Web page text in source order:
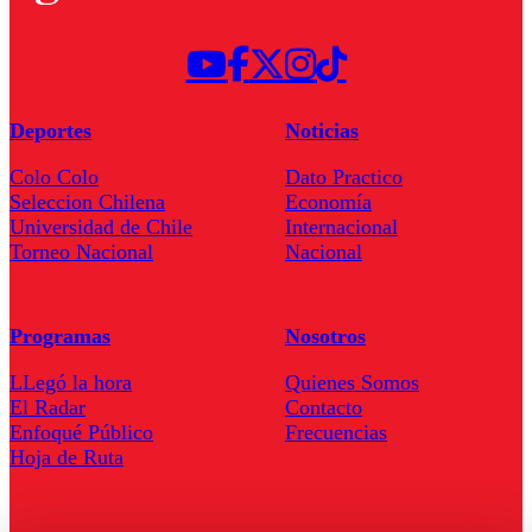
Deportes
Colo Colo
Seleccion Chilena
Universidad de Chile
Torneo Nacional
Noticias
Dato Practico
Economía
Internacional
Nacional
Programas
LLegó la hora
El Radar
Enfoqué Público
Hoja de Ruta
Nosotros
Quienes Somos
Contacto
Frecuencias